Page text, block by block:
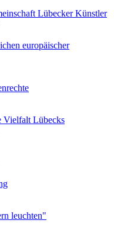
Lübecker Künstler
europäischer
Vielfalt Lübecks
leuchten"